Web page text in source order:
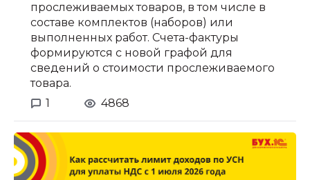
прослеживаемых товаров, в том числе в
составе комплектов (наборов) или
выполненных работ. Счета-фактуры
формируются с новой графой для
сведений о стоимости прослеживаемого
товара.
1
4868